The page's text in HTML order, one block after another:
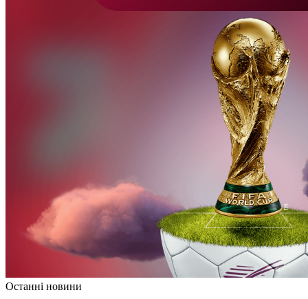
Останні новини